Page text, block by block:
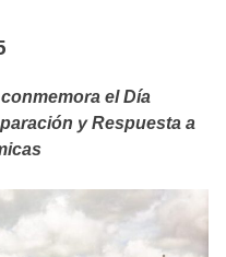
el Día
y Respuesta a